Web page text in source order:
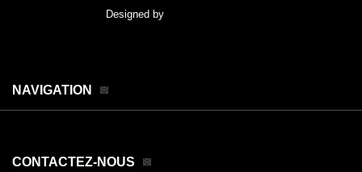
Designed by
NAVIGATION
CONTACTEZ-NOUS